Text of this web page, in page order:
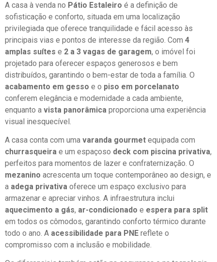
A casa à venda no Pátio Estaleiro é a definição de
sofisticação e conforto, situada em uma localização
privilegiada que oferece tranquilidade e fácil acesso às
principais vias e pontos de interesse da região. Com 4
amplas suítes e 2 a 3 vagas de garagem, o imóvel foi
projetado para oferecer espaços generosos e bem
distribuídos, garantindo o bem-estar de toda a família. O
acabamento em gesso e o piso em porcelanato
conferem elegância e modernidade a cada ambiente,
enquanto a vista panorâmica proporciona uma experiência
visual inesquecível.
A casa conta com uma varanda gourmet equipada com
churrasqueira e um espaçoso deck com piscina privativa,
perfeitos para momentos de lazer e confraternização. O
mezanino acrescenta um toque contemporâneo ao design, e
a adega privativa oferece um espaço exclusivo para
armazenar e apreciar vinhos. A infraestrutura inclui
aquecimento a gás, ar-condicionado e espera para split
em todos os cômodos, garantindo conforto térmico durante
todo o ano. A acessibilidade para PNE reflete o
compromisso com a inclusão e mobilidade.